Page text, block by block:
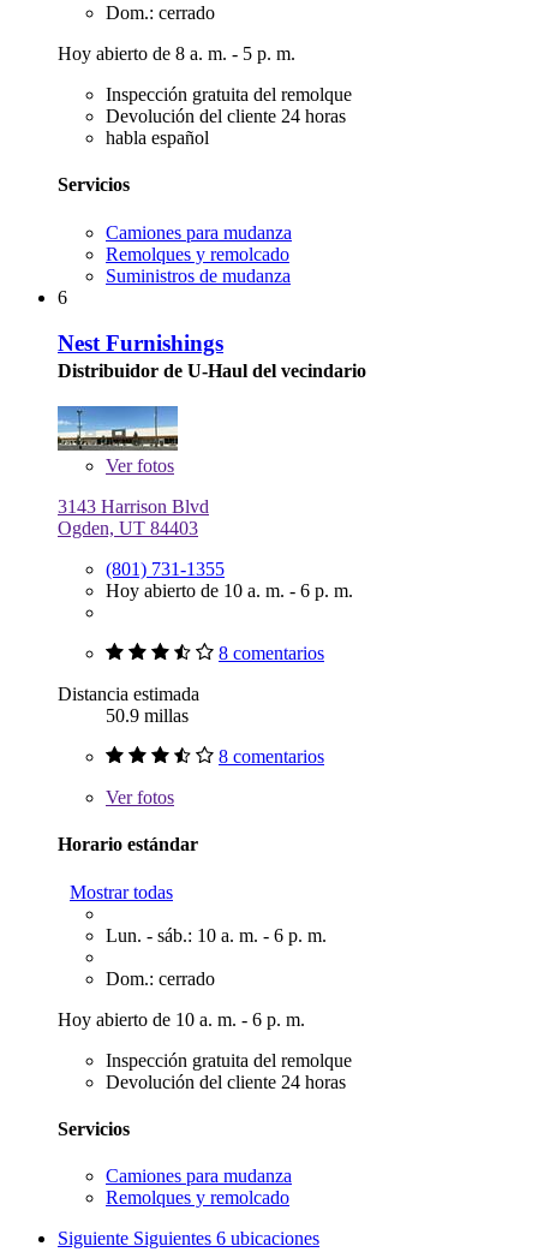
Dom.: cerrado
Hoy abierto de 8 a. m. - 5 p. m.
Inspección gratuita del remolque
Devolución del cliente 24 horas
habla español
Servicios
Camiones para mudanza
Remolques y remolcado
Suministros de mudanza
6
Nest Furnishings
Distribuidor de U-Haul del vecindario
Verfotos
3143 Harrison Blvd
Ogden, UT 84403
(801) 731-1355
Hoy abierto de 10 a. m. - 6 p. m.
8 comentarios
Distancia estimada
50.9 millas
8 comentarios
Verfotos
Horario estándar
Mostrar todas
Lun. - sáb.: 10 a. m. - 6 p. m.
Dom.: cerrado
Hoy abierto de 10 a. m. - 6 p. m.
Inspección gratuita del remolque
Devolución del cliente 24 horas
Servicios
Camiones para mudanza
Remolques y remolcado
Siguiente Siguientes 6 ubicaciones